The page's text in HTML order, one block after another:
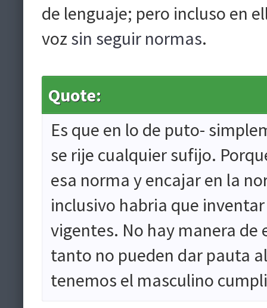
de lenguaje; pero incluso en
voz sin seguir normas.
Quote:
Es que en lo de puto-
se rije cualquier sufijo.
esa norma y encajar en la
inclusivo habria que
vigentes. No hay manera
tanto no pueden dar pauta
tenemos el masculino